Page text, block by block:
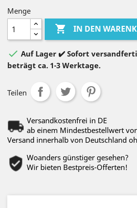
Menge
 IN DEN
 Auf Lager ✔️ Sofort
beträgt ca. 1-3 Werktage.
Teilen
Versandkostenfrei in DE
ab einem Mindestbestellwert
Versand innerhalb von Deutschland
Woanders günstiger gesehen?
Wir bieten Bestpreis-Offerten!